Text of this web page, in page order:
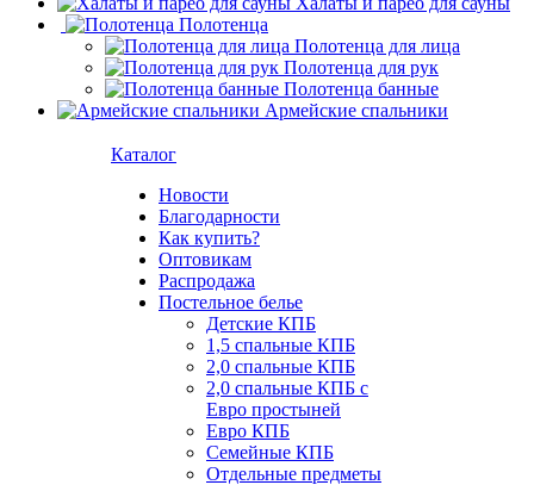
Полотенца
Полотенца для лица
Полотенца для рук
Полотенца банные
Армейские спальники
Каталог
Новости
Благодарности
Как купить?
Оптовикам
Распродажа
Постельное белье
Детские КПБ
1,5 спальные КПБ
2,0 спальные КПБ
2,0 спальные КПБ с
Евро простыней
Евро КПБ
Семейные КПБ
Отдельные предметы